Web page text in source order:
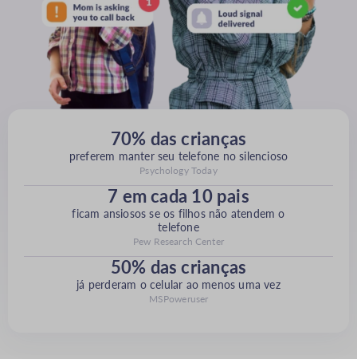
70% das crianças
preferem manter seu telefone no silencioso
Psychology Today
7 em cada 10 pais
ficam ansiosos se os filhos não atendem o
telefone
Pew Research Center
50% das crianças
já perderam o celular ao menos uma vez
MSPoweruser